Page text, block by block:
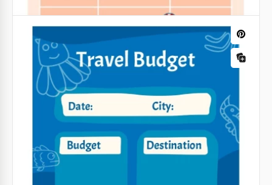
Orçamento de Viagem Amarela
Se você vai fazer uma viagem de negócios ou férias,
então você vai gostar do nosso design conveniente e
fácil de usar do Yellow Travel Budget!
Google Slides
Orçamento de férias ilustrado